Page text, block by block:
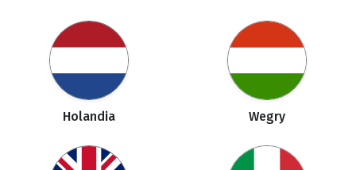
Holandia Wegry